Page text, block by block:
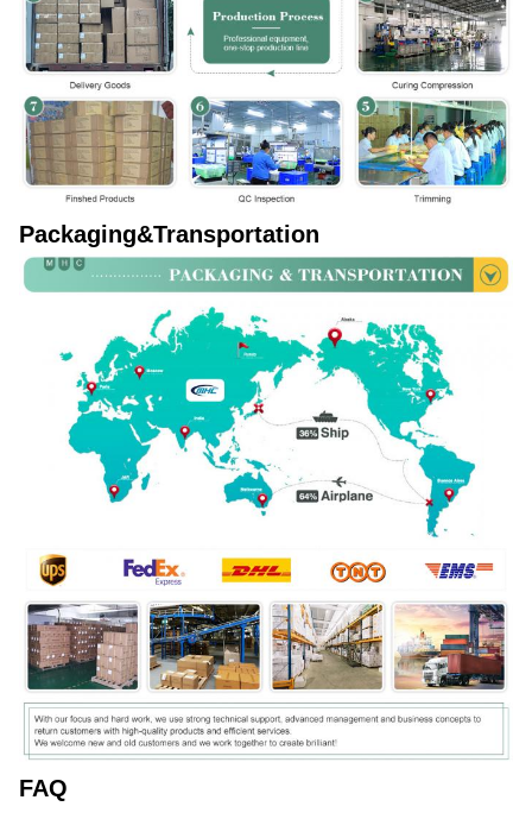
Packaging&Transportation
FAQ